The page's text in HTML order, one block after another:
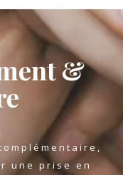
&
une prise en